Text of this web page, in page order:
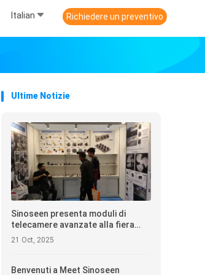
Italian Richiedere un preventivo
Ultime Notizie
Sinoseen presenta moduli di
telecamere avanzate alla fiera
dell'elettronica di Hong Kong 2025
21 Oct, 2025
Benvenuti a Meet Sinoseen